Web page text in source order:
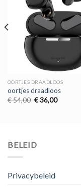
OORTJES DRAADLOOS
oortjes draadloos
€54,00 Oorspronkelijke
€36,00Huidige
BELEID
Privacybeleid